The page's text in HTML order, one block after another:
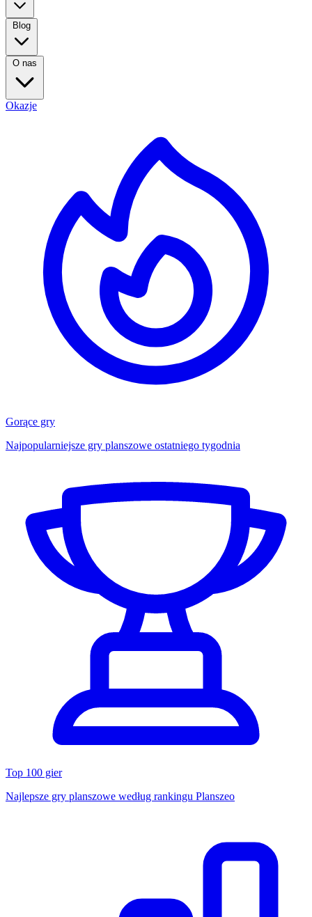
Blog
O nas
Okazje
Gorące gry
Najpopularniejsze gry planszowe ostatniego tygodnia
Top 100 gier
Najlepsze gry planszowe według rankingu Planszeo